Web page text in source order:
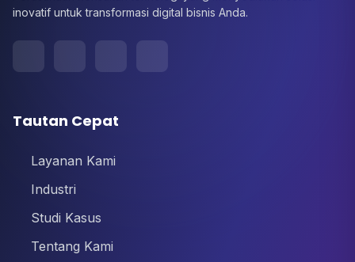
inovatif untuk transformasi digital bisnis Anda.
Tautan Cepat
Layanan Kami
Industri
Studi Kasus
Tentang Kami